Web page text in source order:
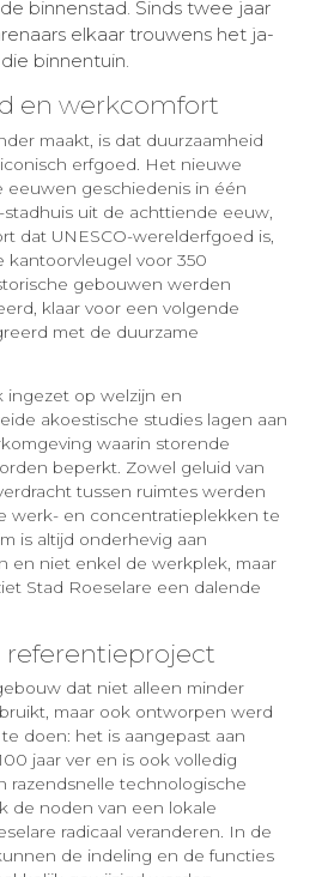
binnenstad. Sinds twee jaar
elkaar trouwens het ja-
binnentuin.
en werkcomfort
maakt, is dat duurzaamheid
erfgoed. Het nieuwe
eeuwen geschiedenis in één
uit de achttiende eeuw,
dat UNESCO-werelderfgoed is,
kantoorvleugel voor 350
gebouwen werden
klaar voor een volgende
met de duurzame
ingezet op welzijn en
akoestische studies lagen aan
waarin storende
beperkt. Zowel geluid van
tussen ruimtes werden
werk- en concentratieplekken te
is altijd onderhevig aan
en niet enkel de werkplek, maar
Stad Roeselare een dalende
referentieproject
dat niet alleen minder
maar ook ontworpen werd
doen: het is aangepast aan
jaar ver en is ook volledig
razendsnelle technologische
de noden van een lokale
radicaal veranderen. In de
de indeling en de functies